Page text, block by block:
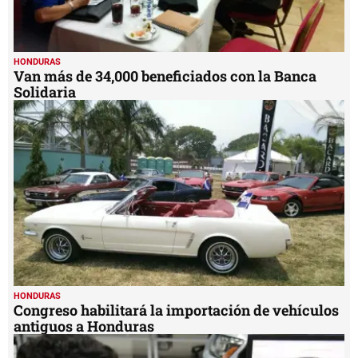
HONDURAS
Van más de 34,000 beneficiados con la Banca
Solidaria
HONDURAS
Congreso habilitará la importación de vehículos
antiguos a Honduras